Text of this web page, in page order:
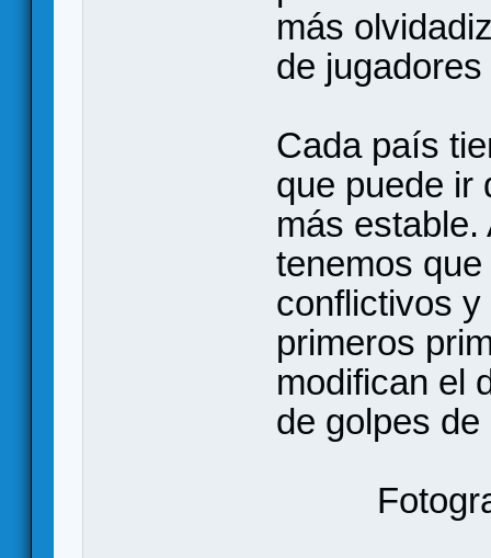
más
de
Cada país
que puede ir
más
tenemos
conflictivos
primeros
modifican el
de golpes de